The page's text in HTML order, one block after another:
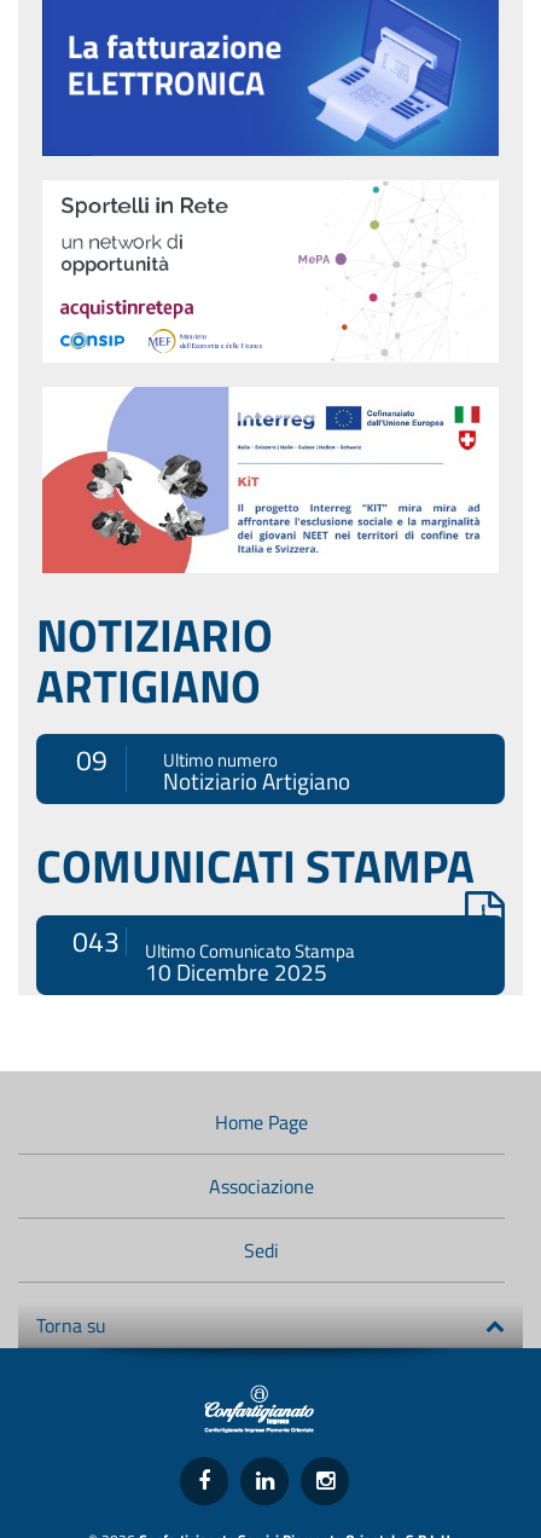
NOTIZIARIO
ARTIGIANO
09 Ultimo numero
Notiziario Artigiano
COMUNICATI STAMPA
043 Ultimo Comunicato Stampa
10 Dicembre 2025
Home Page
Associazione
Sedi
Torna su